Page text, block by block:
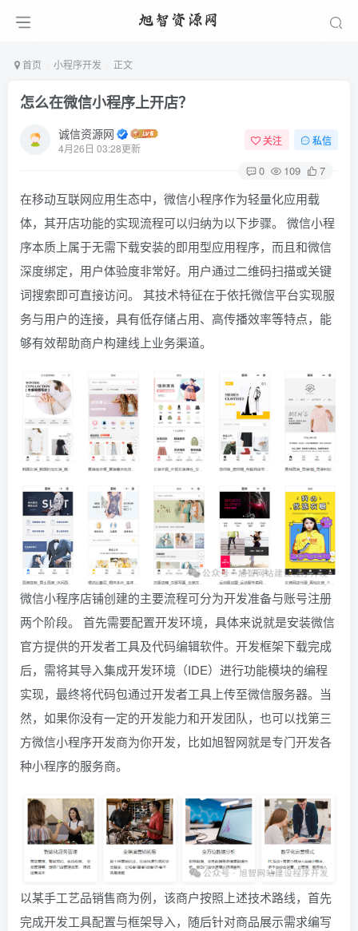
首页 小程序开发 正文
怎么在微信小程序上开店？
诚信资源网
4月26日 03:28更新
关注 私信
0 109 7
在移动互联网应用生态中，微信小程序作为轻量化应用载
体，其开店功能的实现流程可以归纳为以下步骤。 微信小程
序本质上属于无需下载安装的即用型应用程序，而且和微信
深度绑定，用户体验度非常好。用户通过二维码扫描或关键
词搜索即可直接访问。 其技术特征在于依托微信平台实现服
务与用户的连接，具有低存储占用、高传播效率等特点，能
够有效帮助商户构建线上业务渠道。
微信小程序店铺创建的主要流程可分为开发准备与账号注册
两个阶段。 首先需要配置开发环境，具体来说就是安装微信
官方提供的开发者工具及代码编辑软件。开发框架下载完成
后，需将其导入集成开发环境（IDE）进行功能模块的编程
实现，最终将代码包通过开发者工具上传至微信服务器。当
然，如果你没有一定的开发能力和开发团队，也可以找第三
方微信小程序开发商为你开发，比如旭智网就是专门开发各
种小程序的服务商。
以某手工艺品销售商为例，该商户按照上述技术路线，首先
完成开发工具配置与框架导入，随后针对商品展示需求编写